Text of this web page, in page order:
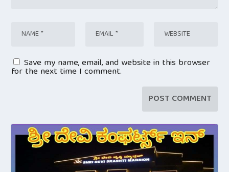
Save my name, email, and website in this browser
for the next time I comment.